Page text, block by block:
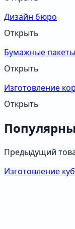
Дизайн бюро
Открыть
Бумажные
Открыть
Изготовление
Открыть
Предыдущий
Изготовление